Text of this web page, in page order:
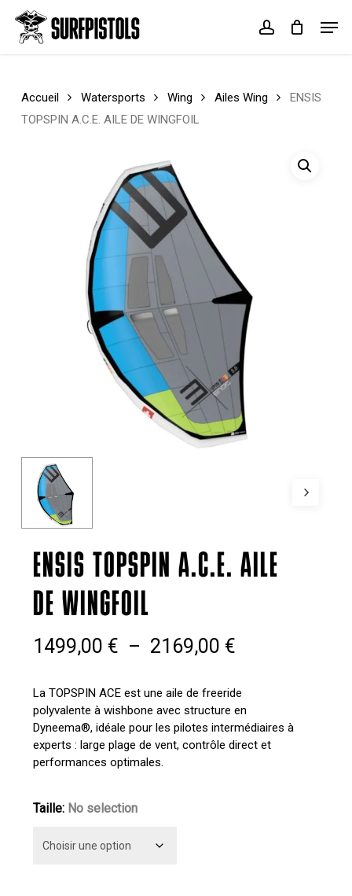
main
account
Cart Close
Accueil Watersports Wing Ailes Wing
ENSIS
TOPSPIN A.C.E. AILE DE WINGFOIL
ENSIS TOPSPIN A.C.E. AILE
DE WINGFOIL
1499,00 € – 2169,00 €Plage
prix :
1499,00 €
à
La TOPSPIN ACE est une aile de freeride
polyvalente à wishbone avec structure en
Dyneema®, idéale pour les pilotes intermédiaires à
experts : large plage de vent, contrôle direct et
performances optimales.
Taille: No selection